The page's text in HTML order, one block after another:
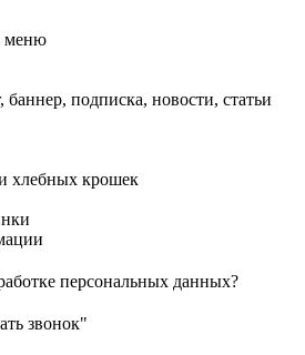
меню
баннер, подписка, новости, статьи
хлебных крошек
персональных данных?
звонок"